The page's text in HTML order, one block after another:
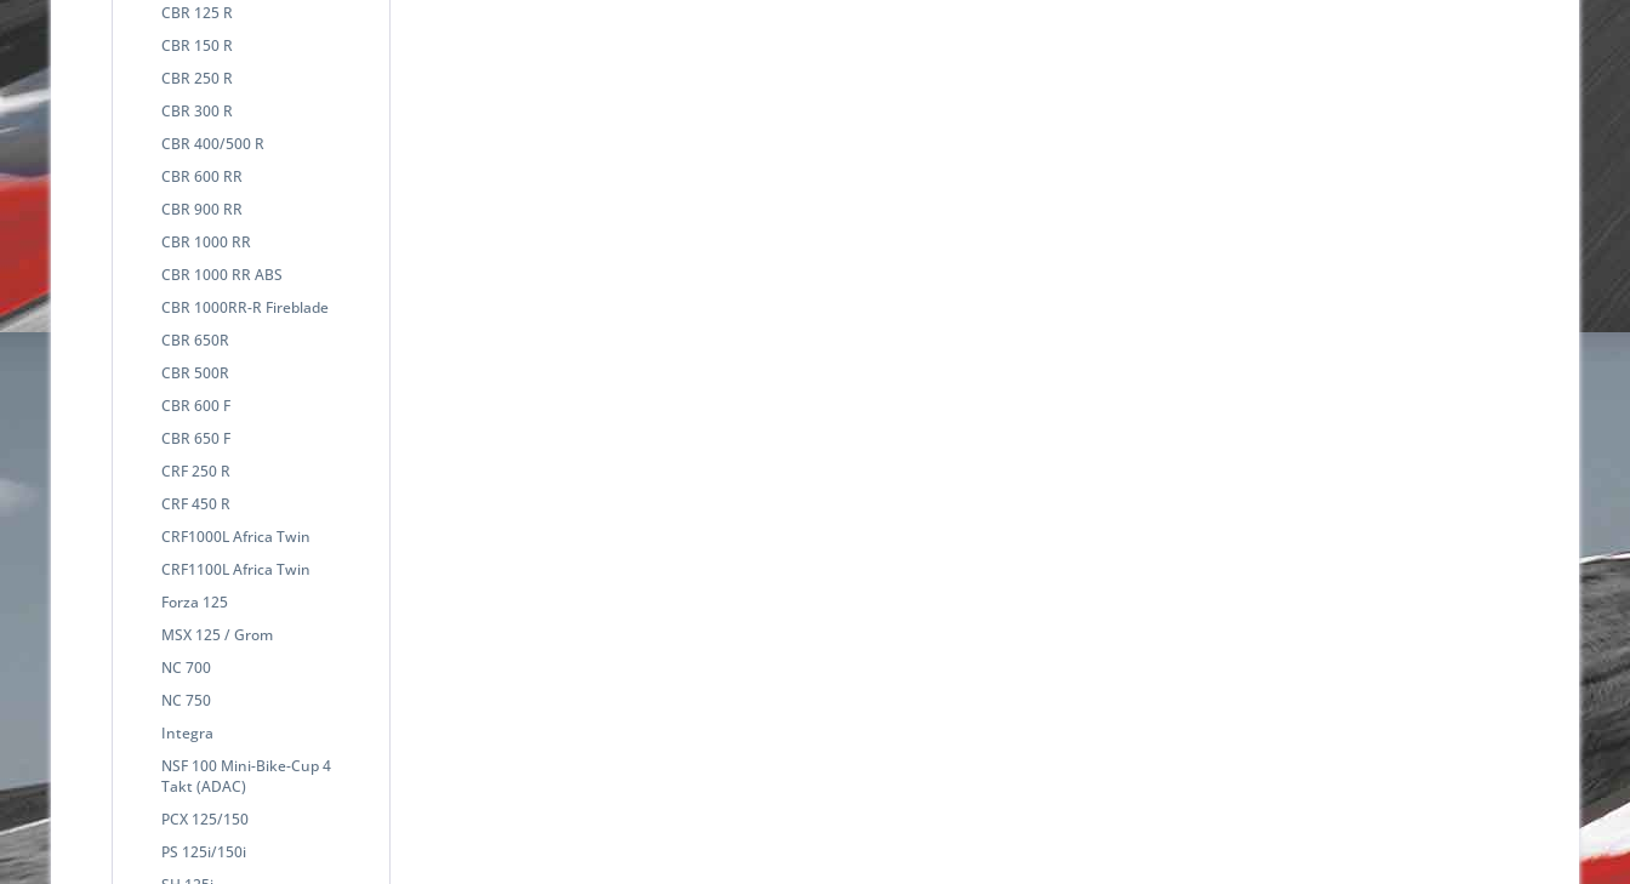
CBR 125 R
CBR 150 R
CBR 250 R
CBR 300 R
CBR 400/500 R
CBR 600 RR
CBR 900 RR
CBR 1000 RR
CBR 1000 RR ABS
CBR 1000RR-R Fireblade
CBR 650R
CBR 500R
CBR 600 F
CBR 650 F
CRF 250 R
CRF 450 R
CRF1000L Africa Twin
CRF1100L Africa Twin
Forza 125
MSX 125 / Grom
NC 700
NC 750
Integra
NSF 100 Mini-Bike-Cup 4
Takt (ADAC)
PCX 125/150
PS 125i/150i